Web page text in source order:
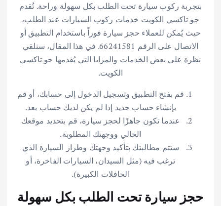
بتجربة ركوب سيارة تحت الطلب بكل سهولة وراحة. تُقدم
جو تاكسي الكويت خدمات ركوب السيارات عند الطلب،
حيث يُمكن للعملاء حجز سيارة فوراً باستخدام التطبيق أو
الاتصال على الرقم 66241581. في هذا المقال، سنلقي
نظرة على بعض الخدمات والمزايا التي يُقدمها جو تاكسي
الكويت.
قم بفتح التطبيق وتسجيل الدخول إلى حسابك، أو قم
بإنشاء حساب جديد إذا لم يكن لديك حساب بعد.
عندما تكون جاهزًا لحجز سيارة، قم بتحديد موقعك
الحالي ووجهتك المطلوبة.
ستتم مطالبتك بتأكيد وجهتك وطراز السيارة الذي
ترغب فيه (مثل السيدان، السيارات الفاخرة، أو
الحافلات الكبيرة).
حجز سيارة تحت الطلب بكل سهولة